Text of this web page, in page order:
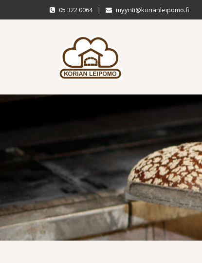
05 322 0064 | myynti@korianleipomo.fi